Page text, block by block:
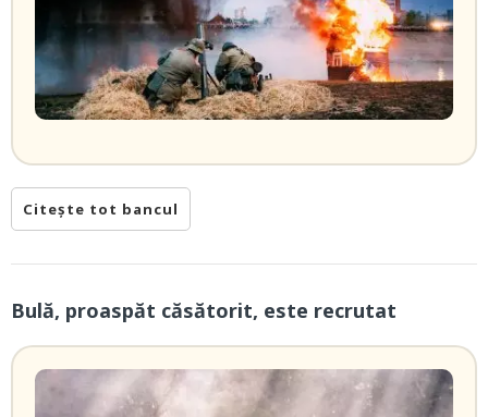
Citește tot bancul
Bulă, proaspăt căsătorit, este recrutat